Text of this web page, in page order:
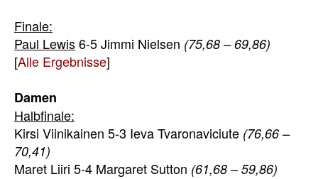
Finale:
Paul Lewis6-5 Jimmi Nielsen (75,68 – 69,86)
[Alle Ergebnisse]
Damen
Halbfinale:
Kirsi Viinikainen 5-3 Ieva Tvaronaviciute (76,66 –
70,41)
Maret Liiri 5-4 Margaret Sutton (61,68 – 59,86)